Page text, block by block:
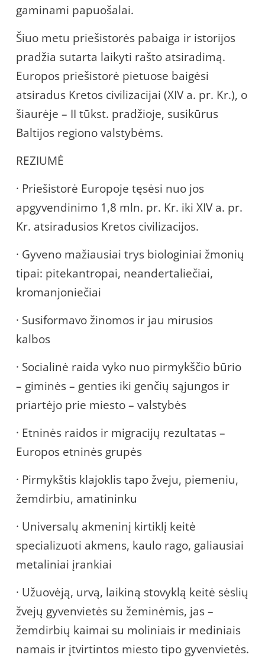
gaminami papuošalai.
Šiuo metu priešistorės pabaiga ir istorijos
pradžia sutarta laikyti rašto atsiradimą.
Europos priešistorė pietuose baigėsi
atsiradus Kretos civilizacijai (XIV a. pr. Kr.), o
šiaurėje – II tūkst. pradžioje, susikūrus
Baltijos regiono valstybėms.
REZIUMĖ
· Priešistorė Europoje tęsėsi nuo jos
apgyvendinimo 1,8 mln. pr. Kr. iki XIV a. pr.
Kr. atsiradusios Kretos civilizacijos.
· Gyveno mažiausiai trys biologiniai žmonių
tipai: pitekantropai, neandertaliečiai,
kromanjoniečiai
· Susiformavo žinomos ir jau mirusios
kalbos
· Socialinė raida vyko nuo pirmykščio būrio
– giminės – genties iki genčių sąjungos ir
priartėjo prie miesto – valstybės
· Etninės raidos ir migracijų rezultatas –
Europos etninės grupės
· Pirmykštis klajoklis tapo žveju, piemeniu,
žemdirbiu, amatininku
· Universalų akmeninį kirtiklį keitė
specializuoti akmens, kaulo rago, galiausiai
metaliniai įrankiai
· Užuovėją, urvą, laikiną stovyklą keitė sėslių
žvejų gyvenvietės su žeminėmis, jas –
žemdirbių kaimai su moliniais ir mediniais
namais ir įtvirtintos miesto tipo gyvenvietės.